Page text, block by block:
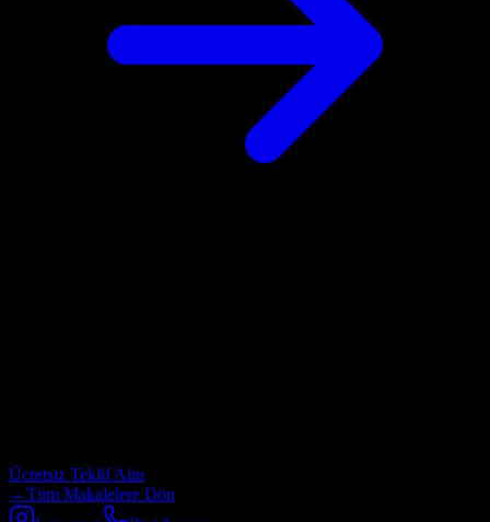
Ücretsiz Teklif Alın
←Tüm Makalelere Dön